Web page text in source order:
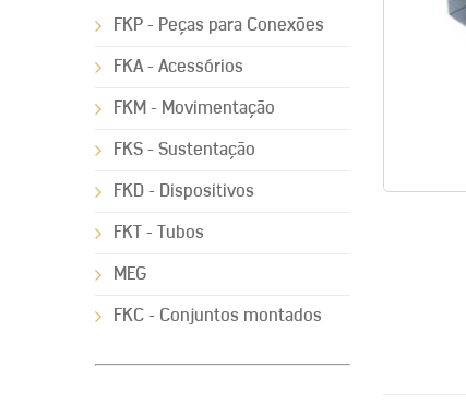
FKP - Peças para Conexões
FKA - Acessórios
FKM - Movimentação
FKS - Sustentação
FKD - Dispositivos
FKT - Tubos
MEG
FKC - Conjuntos montados